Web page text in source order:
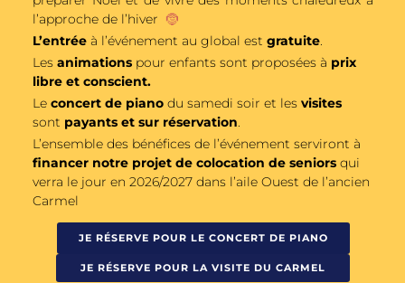
l’approche de l’hiver 🤶
L’entrée à l’événement au global est gratuite.
Les animations pour enfants sont proposées à prix
libre et conscient.
Le concert de piano du samedi soir et les visites
sont payants et sur réservation.
L’ensemble des bénéfices de l’événement serviront à
financer notre projet de colocation de seniors qui
verra le jour en 2026/2027 dans l’aile Ouest de l’ancien
Carmel
JE RÉSERVE POUR LE CONCERT DE PIANO
JE RÉSERVE POUR LA VISITE DU CARMEL